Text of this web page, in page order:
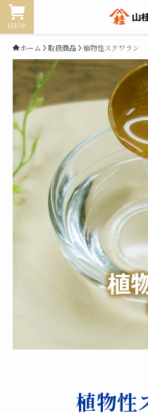
SHOP
ホーム 取扱商品 植物性スクワラン
植物性